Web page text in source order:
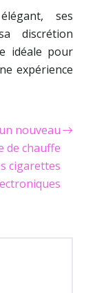
ses
discrétion
idéale pour
expérience
nouveau
de chauffe
cigarettes